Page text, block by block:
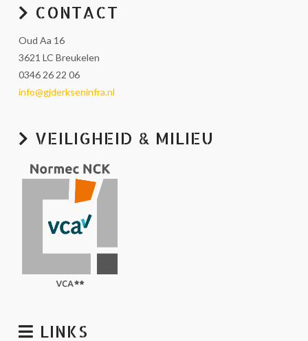
CONTACT
Oud Aa 16
3621 LC Breukelen
0346 26 22 06
info@gjderkseninfra.nl
VEILIGHEID & MILIEU
LINKS